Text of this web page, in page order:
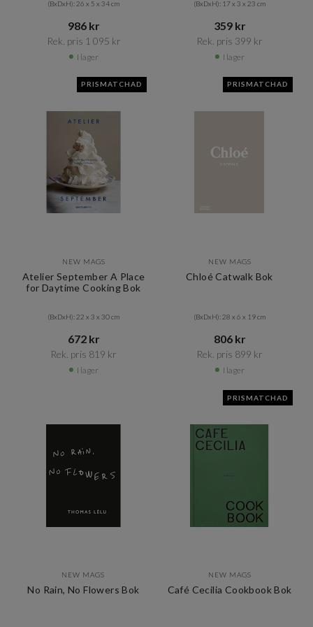
(BxDxH): 26 x 5 x 34 cm
986 kr​​
Rek. pris 1 095 kr​​
I lager
(BxDxH): 17 x 3 x 23 cm
359 kr​​
Rek. pris 399 kr​​
I lager
PRISMATCHAD
NEW MAGS
Atelier September A Place
for Daytime Cooking Bok
(BxDxH): 22 x 3 x 30 cm
672 kr​​
Rek. pris 819 kr​​
I lager
PRISMATCHAD
NEW MAGS
Chloé Catwalk Bok
(BxDxH): 28 x 6 x 19 cm
806 kr​​
Rek. pris 899 kr​​
I lager
NEW MAGS
No Rain, No Flowers Bok
PRISMATCHAD
NEW MAGS
Café Cecilia Cookbook Bok